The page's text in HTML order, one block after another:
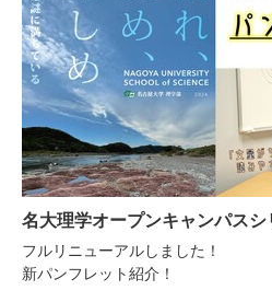
名大理学オープンキャンパスシ
フルリニューアルしました！
新パンフレット紹介！